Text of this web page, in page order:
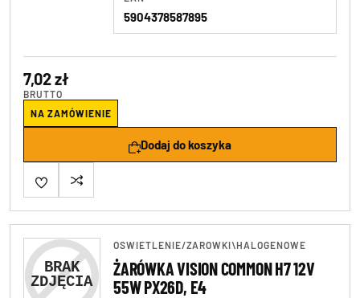
5904378587895
7,02 zł
BRUTTO
NA ZAMÓWIENIE
Dodaj do koszyka
OSWIETLENIE/ZAROWKI\HALOGENOWE
ŻARÓWKA VISION COMMON H7 12V
55W PX26D, E4